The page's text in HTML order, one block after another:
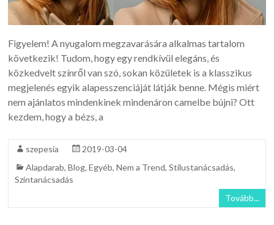
Figyelem! A nyugalom megzavarására alkalmas tartalom
következik! Tudom, hogy egy rendkívül elegáns, és
közkedvelt színről van szó, sokan közületek is a klasszikus
megjelenés egyik alapesszenciáját látják benne. Mégis miért
nem ajánlatos mindenkinek mindenáron camelbe bújni? Ott
kezdem, hogy a bézs, a
szepesia
2019-03-04
Alapdarab,Blog,Egyéb,Nem a Trend,Stílustanácsadás,
Színtanácsadás
Tovább...